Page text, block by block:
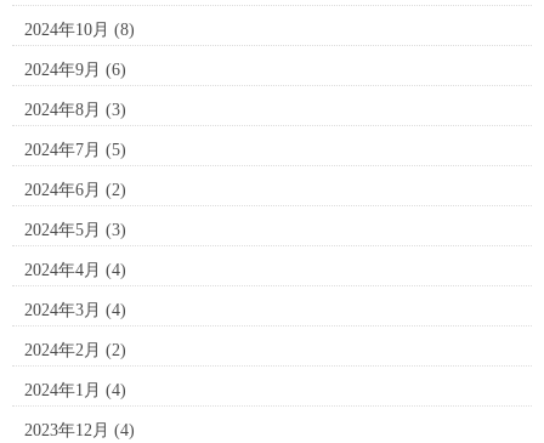
2024年10月 (8)
2024年9月 (6)
2024年8月 (3)
2024年7月 (5)
2024年6月 (2)
2024年5月 (3)
2024年4月 (4)
2024年3月 (4)
2024年2月 (2)
2024年1月 (4)
2023年12月 (4)